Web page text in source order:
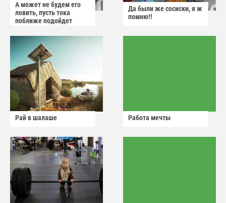
А может не будем его
ловить, пусть тока
поближе подойдет
Да были же сосиски, я ж
помню!!
Рай в шалаше Работа мечты